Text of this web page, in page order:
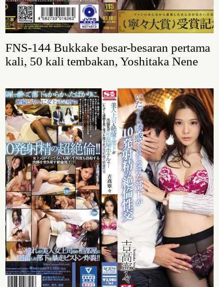
FNS-144 Bukkake besar-besaran pertama
kali, 50 kali tembakan, Yoshitaka Nene